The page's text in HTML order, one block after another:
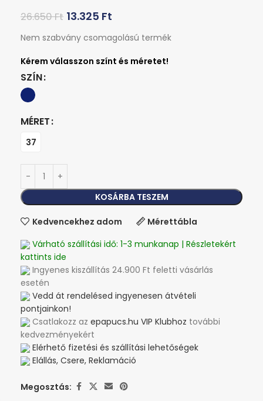
26.650Ft 13.325 Ft
Nem szabvány csomagolású termék
SZÍN
MÉRET
37
KOSÁRBA TESZEM
Kedvencekhez adom
Mérettábla
Várható szállítási idő: 1-3 munkanap | Részletekért
kattints ide
Ingyenes kiszállítás 24.900 Ft feletti vásárlás
esetén
Vedd át rendelésed ingyenesen átvételi
pontjainkon!
Csatlakozz az epapucs.hu VIP Klubhoz további
kedvezményekért
Elérhető fizetési és szállítási lehetőségek
Elállás, Csere, Reklamáció
Megosztás: